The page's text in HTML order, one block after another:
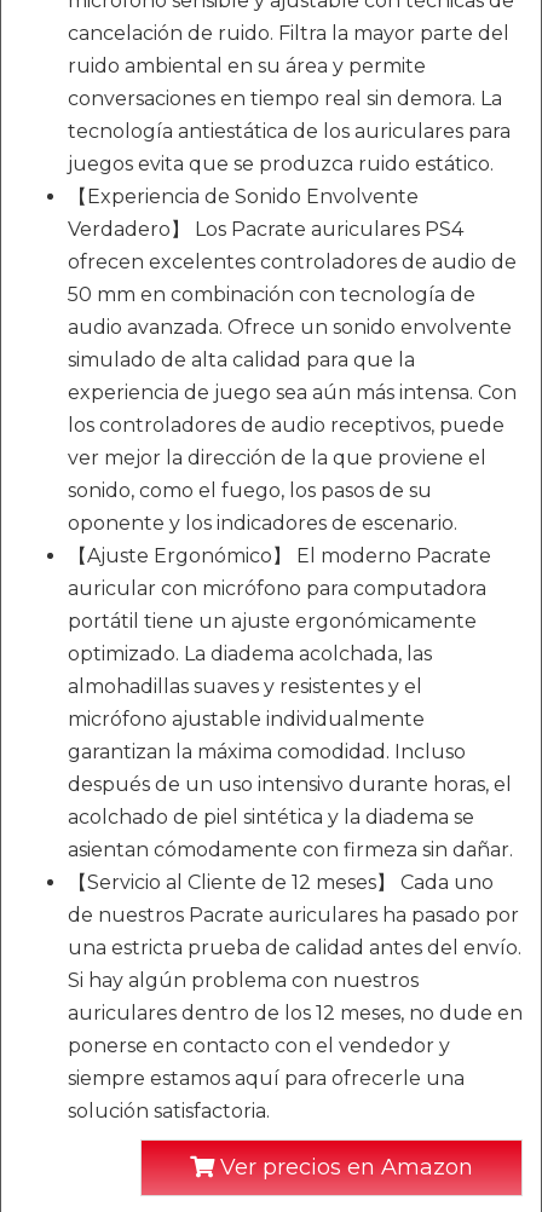
cancelación de ruido. Filtra la mayor parte del
ruido ambiental en su área y permite
conversaciones en tiempo real sin demora. La
tecnología antiestática de los auriculares para
juegos evita que se produzca ruido estático.
【Experiencia de Sonido Envolvente
Verdadero】 Los Pacrate auriculares PS4
ofrecen excelentes controladores de audio de
50 mm en combinación con tecnología de
audio avanzada. Ofrece un sonido envolvente
simulado de alta calidad para que la
experiencia de juego sea aún más intensa. Con
los controladores de audio receptivos, puede
ver mejor la dirección de la que proviene el
sonido, como el fuego, los pasos de su
oponente y los indicadores de escenario.
【Ajuste Ergonómico】 El moderno Pacrate
auricular con micrófono para computadora
portátil tiene un ajuste ergonómicamente
optimizado. La diadema acolchada, las
almohadillas suaves y resistentes y el
micrófono ajustable individualmente
garantizan la máxima comodidad. Incluso
después de un uso intensivo durante horas, el
acolchado de piel sintética y la diadema se
asientan cómodamente con firmeza sin dañar.
【Servicio al Cliente de 12 meses】 Cada uno
de nuestros Pacrate auriculares ha pasado por
una estricta prueba de calidad antes del envío.
Si hay algún problema con nuestros
auriculares dentro de los 12 meses, no dude en
ponerse en contacto con el vendedor y
siempre estamos aquí para ofrecerle una
solución satisfactoria.
Ver precios en Amazon